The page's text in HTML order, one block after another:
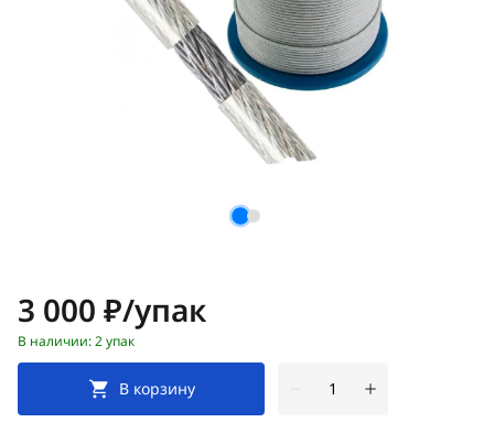
Цена:
3 000 ₽/упак
В наличии: 2 упак
В корзину